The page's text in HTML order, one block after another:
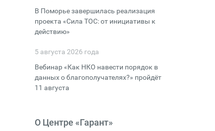
В Поморье завершилась реализация
проекта «Сила ТОС: от инициативы к
действию»
5 августа 2026 года
Вебинар «Как НКО навести порядок в
данных о благополучателях?» пройдёт
11 августа
О Центре «Гарант»